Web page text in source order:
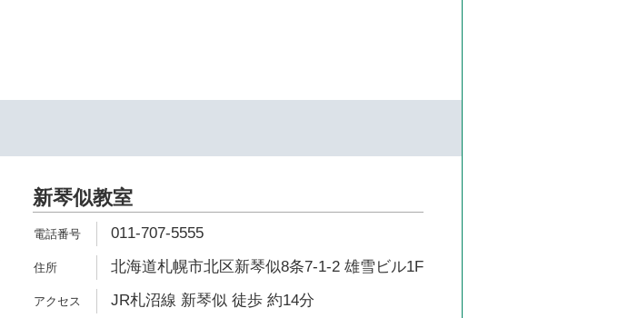
新琴似教室
011-707-5555
北海道札幌市北区新琴似8条7-1-2 雄雪ビル1F
JR札沼線 新琴似 徒歩 約14分